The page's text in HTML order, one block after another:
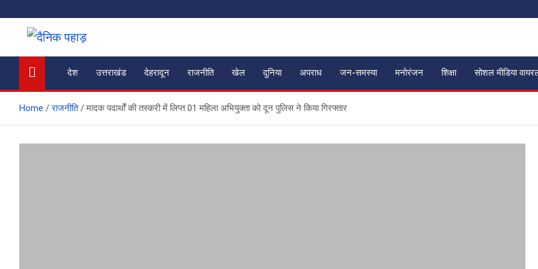
to
content
दैनिक पहाड़
News of the Day
देश
उत्तराखंड देहरादून राजनीति खेल दुनिया अपराध जन-समस्या मनोरंजन शिक्षा सोशल मीडिया
Home राजनीति मादक पदार्थों की तस्करी में लिप्त 01 महिला अभियुक्ता को दून पुलिस ने किया गिरफ्तार